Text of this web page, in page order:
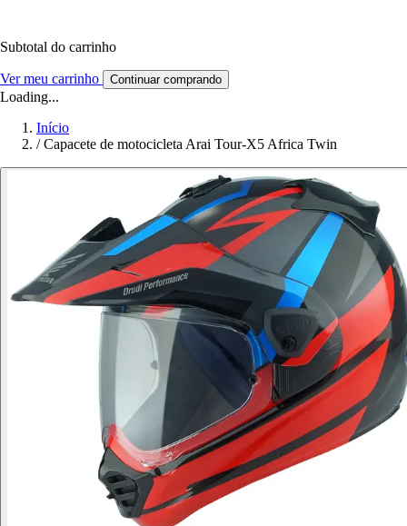
Subtotal do carrinho
Ver meu carrinho Continuar comprando
Loading...
Início
/ Capacete de motocicleta Arai Tour-X5 Africa Twin